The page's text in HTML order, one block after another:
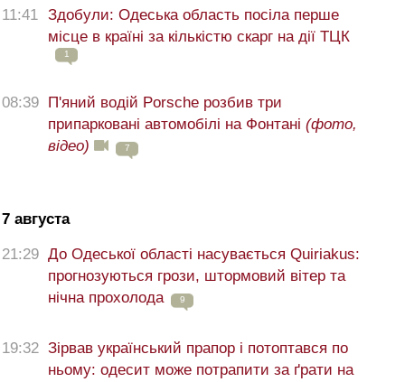
11:41 Здобули: Одеська область посіла перше
місце в країні за кількістю скарг на дії ТЦК
1
08:39
П'яний водій Porsche розбив три
припарковані автомобілі на Фонтані (фото,
відео)
7
7 августа
21:29 До Одеської області насувається Quiriakus:
прогнозуються грози, штормовий вітер та
нічна прохолода
9
19:32 Зірвав український прапор і потоптався по
ньому: одесит може потрапити за ґрати на